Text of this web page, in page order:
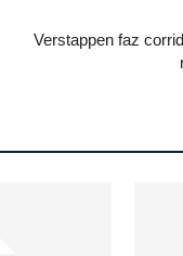
Verstappen faz